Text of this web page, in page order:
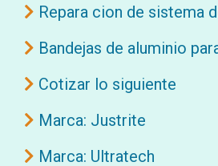
Repara cion de sistema
Bandejas de aluminio
Cotizar lo siguiente
Marca: Justrite
Marca: Ultratech